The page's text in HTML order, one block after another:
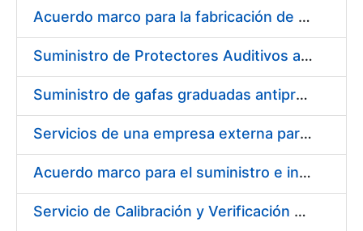
Acuerdo marco para la fabricación de piezas
Suministro de Protectores Auditivos a medida para las personas trabajadoras de los Centros de Trabajo de Madrid y Burgos
Suministro de gafas graduadas antiproyecciones para los trabajadores de la FNMT-RCM en los centros de trabajo de Madrid y Burgos
Servicios de una empresa externa para el asesoramiento y resolución de los recursos de alzada que se presentan relacionados con procesos de selección para la FNMT-RCM
Acuerdo marco para el suministro e instalación de persianas, estores y otros complementos
Servicio de Calibración y Verificación Externa de los Equipos de Medición del Servicio de Prevención de la FNMT-RCM